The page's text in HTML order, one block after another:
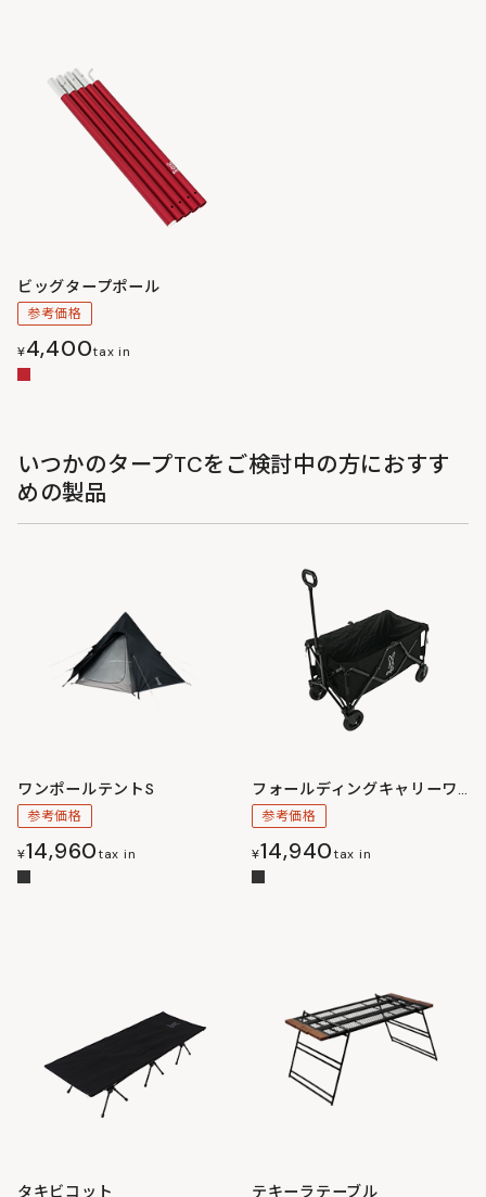
ビッグタープポール
参考価格
¥4,400tax in
いつかのタープTCをご検討中の方におすす
めの製品
ワンポールテントS
参考価格
¥14,960tax in
フォールディングキャリーワゴン
参考価格
¥14,940tax in
タキビコット テキーラテーブル